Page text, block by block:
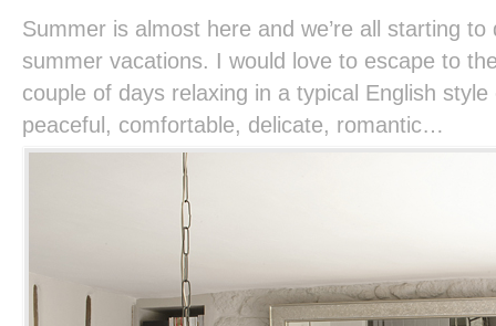
Summer is almost here and we’re all starting
summer vacations. I would love to escape to
couple of days relaxing in a typical English
peaceful, comfortable, delicate, romantic…